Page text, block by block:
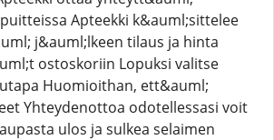
Apteekki k&auml;sittelee
j&auml;lkeen tilaus ja hinta
ostoskoriin Lopuksi valitse
Huomioithan, ett&auml;
Yhteydenottoa odotellessasi voit
ulos ja sulkea selaimen